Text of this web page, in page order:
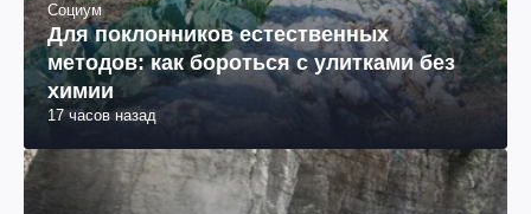
Социум
Для поклонников естественных
методов: как бороться с улитками без
химии
17 часов назад